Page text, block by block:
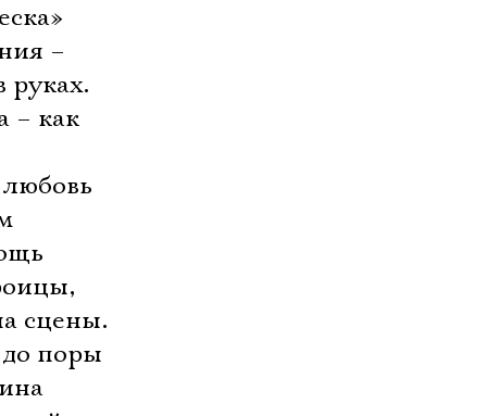
–
руках.
– как
сцены.
поры